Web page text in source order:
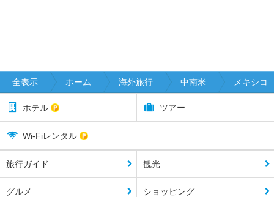
全表示 ホーム 海外旅行 中南米 メキシコ
ホテル ツアー
Wi-Fiレンタル
旅行ガイド 観光
グルメ ショッピング